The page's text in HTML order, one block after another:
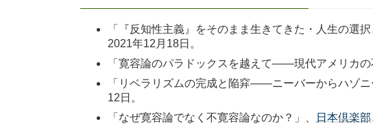
「『反知性主義』をそのまま生きてきた・人生の選
2021年12月18日。
「寛容論のパラドックスを越えて――現代アメリカの
「リベラリズムの完成と陥穽――ニーバーからハゾニ
12日。
「なぜ寛容論でなく不寛容論なのか？」、
日本倶楽部